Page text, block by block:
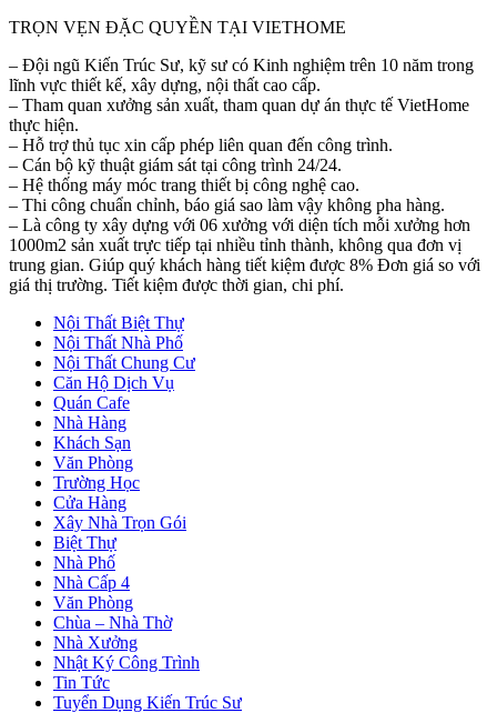
TRỌN VẸN ĐẶC QUYỀN TẠI VIETHOME
– Đội ngũ Kiến Trúc Sư, kỹ sư có Kinh nghiệm trên 10 năm trong
lĩnh vực thiết kế, xây dựng, nội thất cao cấp.
– Tham quan xưởng sản xuất, tham quan dự án thực tế VietHome
thực hiện.
– Hỗ trợ thủ tục xin cấp phép liên quan đến công trình.
– Cán bộ kỹ thuật giám sát tại công trình 24/24.
– Hệ thống máy móc trang thiết bị công nghệ cao.
– Thi công chuẩn chỉnh, báo giá sao làm vậy không pha hàng.
– Là công ty xây dựng với 06 xưởng với diện tích mỗi xưởng hơn
1000m2 sản xuất trực tiếp tại nhiều tỉnh thành, không qua đơn vị
trung gian. Giúp quý khách hàng tiết kiệm được 8% Đơn giá so với
giá thị trường. Tiết kiệm được thời gian, chi phí.
Nội Thất Biệt Thự
Nội Thất Nhà Phố
Nội Thất Chung Cư
Căn Hộ Dịch Vụ
Quán Cafe
Nhà Hàng
Khách Sạn
Văn Phòng
Trường Học
Cửa Hàng
Xây Nhà Trọn Gói
Biệt Thự
Nhà Phố
Nhà Cấp 4
Văn Phòng
Chùa – Nhà Thờ
Nhà Xưởng
Nhật Ký Công Trình
Tin Tức
Tuyển Dụng Kiến Trúc Sư